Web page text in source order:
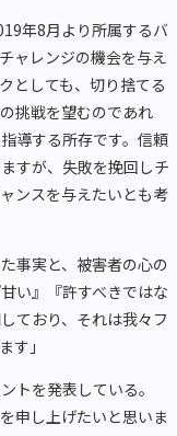
年8月より所属するバ
ャレンジの機会を与え
としても、切り捨てる
挑戦を望むのであれ
導する所存です。信頼
すが、失敗を挽回しチ
ンスを与えたいとも考
事実と、被害者の心の
い』『許すべきではな
ており、それは我々フ
す」
トを発表している。
申し上げたいと思いま